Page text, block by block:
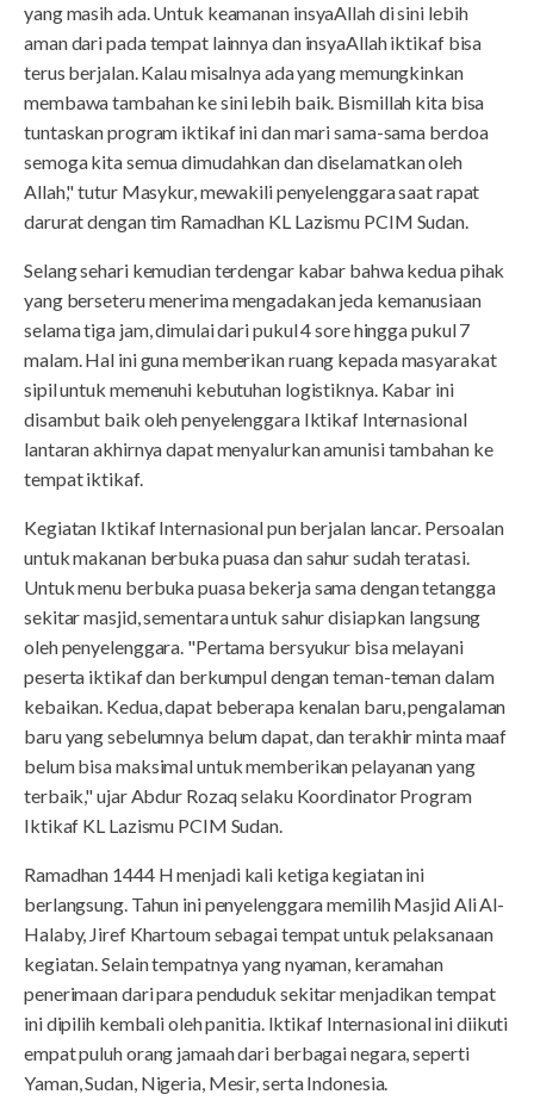
yang masih ada. Untuk keamanan insyaAllah di sini lebih
aman dari pada tempat lainnya dan insyaAllah iktikaf bisa
terus berjalan. Kalau misalnya ada yang memungkinkan
membawa tambahan ke sini lebih baik. Bismillah kita bisa
tuntaskan program iktikaf ini dan mari sama-sama berdoa
semoga kita semua dimudahkan dan diselamatkan oleh
Allah," tutur Masykur, mewakili penyelenggara saat rapat
darurat dengan tim Ramadhan KL Lazismu PCIM Sudan.
Selang sehari kemudian terdengar kabar bahwa kedua pihak
yang berseteru menerima mengadakan jeda kemanusiaan
selama tiga jam, dimulai dari pukul 4 sore hingga pukul 7
malam. Hal ini guna memberikan ruang kepada masyarakat
sipil untuk memenuhi kebutuhan logistiknya. Kabar ini
disambut baik oleh penyelenggara Iktikaf Internasional
lantaran akhirnya dapat menyalurkan amunisi tambahan ke
tempat iktikaf.
Kegiatan Iktikaf Internasional pun berjalan lancar. Persoalan
untuk makanan berbuka puasa dan sahur sudah teratasi.
Untuk menu berbuka puasa bekerja sama dengan tetangga
sekitar masjid, sementara untuk sahur disiapkan langsung
oleh penyelenggara. "Pertama bersyukur bisa melayani
peserta iktikaf dan berkumpul dengan teman-teman dalam
kebaikan. Kedua, dapat beberapa kenalan baru, pengalaman
baru yang sebelumnya belum dapat, dan terakhir minta maaf
belum bisa maksimal untuk memberikan pelayanan yang
terbaik," ujar Abdur Rozaq selaku Koordinator Program
Iktikaf KL Lazismu PCIM Sudan.
Ramadhan 1444 H menjadi kali ketiga kegiatan ini
berlangsung. Tahun ini penyelenggara memilih Masjid Ali Al-
Halaby, Jiref Khartoum sebagai tempat untuk pelaksanaan
kegiatan. Selain tempatnya yang nyaman, keramahan
penerimaan dari para penduduk sekitar menjadikan tempat
ini dipilih kembali oleh panitia. Iktikaf Internasional ini diikuti
empat puluh orang jamaah dari berbagai negara, seperti
Yaman, Sudan, Nigeria, Mesir, serta Indonesia.